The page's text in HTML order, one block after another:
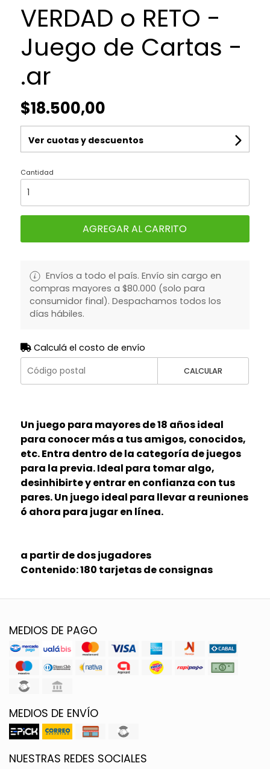
VERDAD o RETO -
Juego de Cartas -
.ar
$18.500,00
Ver cuotas y descuentos
Cantidad
AGREGAR AL CARRITO
Envíos a todo el país. Envío sin cargo en
compras mayores a $80.000 (solo para
consumidor final). Despachamos todos los
días hábiles.
Calculá el costo de envío
CALCULAR
Un juego para mayores de 18 años ideal
para conocer más a tus amigos, conocidos,
etc. Entra dentro de la categoría de juegos
para la previa. Ideal para tomar algo,
desinhibirte y entrar en confianza con tus
pares. Un juego ideal para llevar a reuniones
ó ahora para jugar en línea.
a partir de dos jugadores
Contenido: 180 tarjetas de consignas
MEDIOS DE PAGO
MEDIOS DE ENVÍO
NUESTRAS REDES SOCIALES